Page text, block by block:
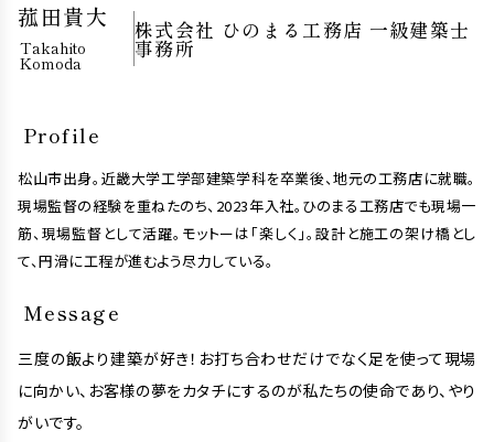
菰田貴大
Takahito
Komoda
株式会社 ひのまる工務店 一級建築士
事務所
Profile
松山市出身。近畿大学工学部建築学科を卒業後、地元の工務店に就職。
現場監督の経験を重ねたのち、2023年入社。ひのまる工務店でも現場一
筋、現場監督として活躍。モットーは「楽しく」。設計と施工の架け橋とし
て、円滑に工程が進むよう尽力している。
Message
三度の飯より建築が好き！お打ち合わせだけでなく足を使って現場
に向かい、お客様の夢をカタチにするのが私たちの使命であり、やり
がいです。